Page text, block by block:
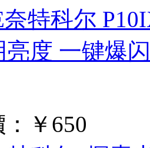
奈特科尔
亮度 一键爆
￥650